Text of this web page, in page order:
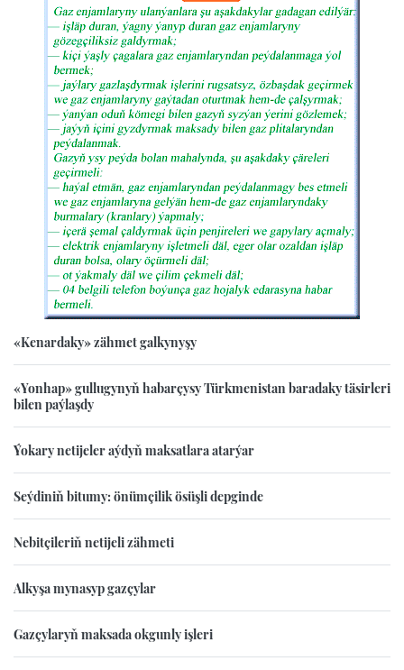
«Kenardaky» zähmet galkynyşy
«Yonhap» gullugynyň habarçysy Türkmenistan baradaky täsirleri
bilen paýlaşdy
Ýokary netijeler aýdyň maksatlara atarýar
Seýdiniň bitumy: önümçilik ösüşli depginde
Nebitçileriň netijeli zähmeti
Alkyşa mynasyp gazçylar
Gazçylaryň maksada okgunly işleri